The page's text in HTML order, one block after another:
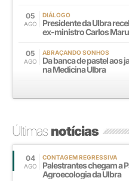
05
AGO
DIÁLOGO
Presidente da Ulbra
ex-ministro Carlos
05
AGO
ABRAÇANDO SONHOS
Da banca de pastel aos
na Medicina Ulbra
Últimasnotícias
04
AGO
CONTAGEM REGRESSIVA
Palestrantes chegam a
Agroecologia da Ulbra